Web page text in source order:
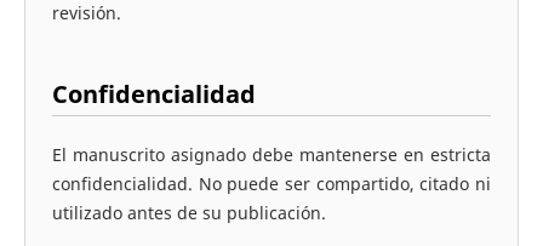
revisión.
Confidencialidad
El manuscrito asignado debe mantenerse en estricta
confidencialidad. No puede ser compartido, citado ni
utilizado antes de su publicación.